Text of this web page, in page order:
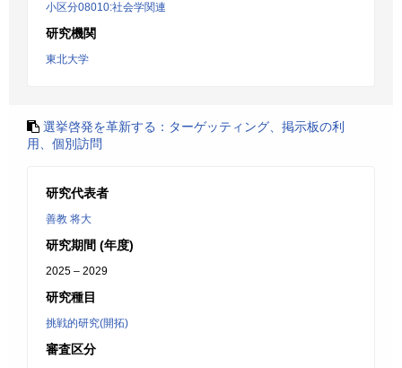
小区分08010:社会学関連
研究機関
東北大学
選挙啓発を革新する：ターゲッティング、掲示板の利
用、個別訪問
研究代表者
善教 将大
研究期間 (年度)
2025 – 2029
研究種目
挑戦的研究(開拓)
審査区分